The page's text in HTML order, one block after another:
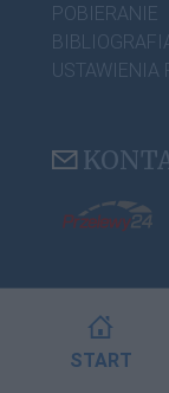
POBIERANIE
USTAWIENIA
START